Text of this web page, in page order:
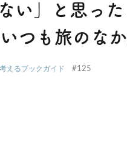
い」と思っ
も旅のなか
えるブックガイド #125